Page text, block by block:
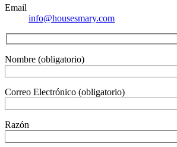
Email
info@housesmary.com
Nombre (obligatorio)
Correo Electrónico (obligatorio)
Razón